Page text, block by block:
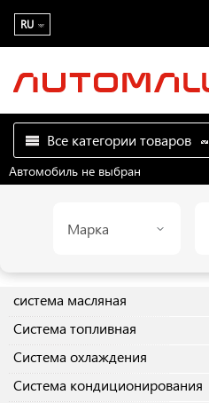
RU
Все категории товаров
Автомобиль не выбран
Марка
система масляная
Система топливная
Система охлаждения
Система кондиционирования